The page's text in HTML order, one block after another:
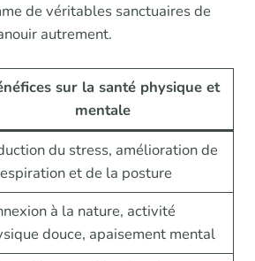
de véritables sanctuaires de
autrement.
sur la santé physique et
mentale
du stress, amélioration de
et de la posture
à la nature, activité
douce, apaisement mental